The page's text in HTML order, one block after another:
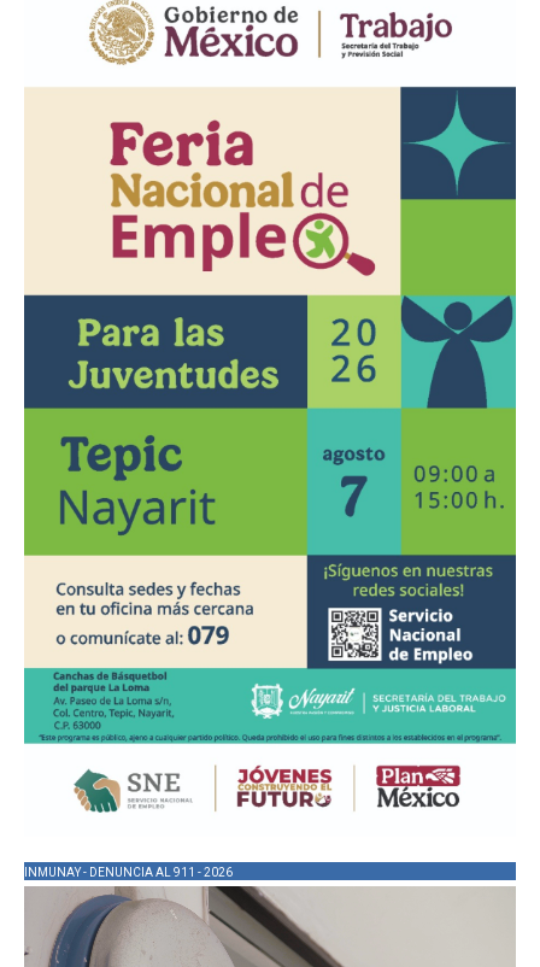
INMUNAY - DENUNCIA AL 911 - 2026